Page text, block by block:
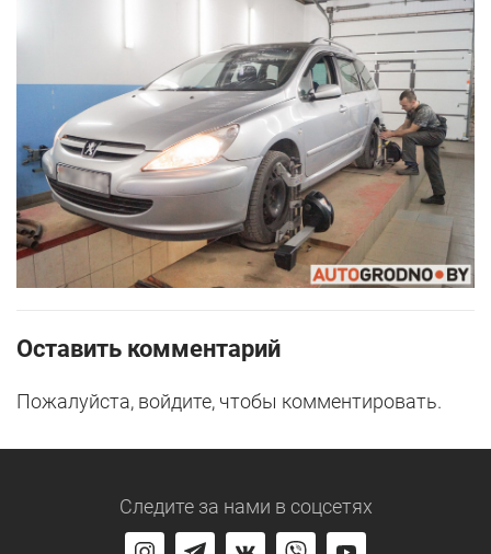
Оставить комментарий
Пожалуйста, войдите, чтобы комментировать.
Следите за нами в соцсетях